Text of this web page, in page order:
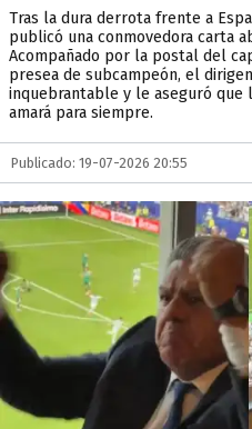
Tras la dura derrota frente a
publicó una conmovedora carta
Acompañado por la postal del
presea de subcampeón, el
inquebrantable y le aseguró
amará para siempre.
Publicado: 19-07-2026 20:55